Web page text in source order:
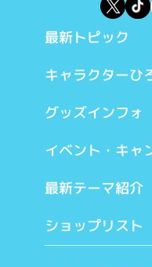
最新トピック
キャラクターひ
グッズインフォ
イベント・キャ
最新テーマ紹介
ショップリスト